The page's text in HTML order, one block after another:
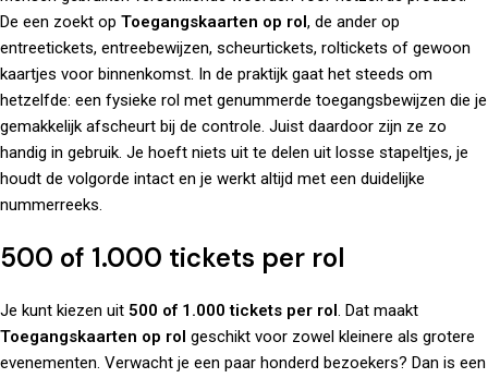
De een zoekt op Toegangskaarten op rol, de ander op
entreetickets, entreebewijzen, scheurtickets, roltickets of gewoon
kaartjes voor binnenkomst. In de praktijk gaat het steeds om
hetzelfde: een fysieke rol met genummerde toegangsbewijzen die je
gemakkelijk afscheurt bij de controle. Juist daardoor zijn ze zo
handig in gebruik. Je hoeft niets uit te delen uit losse stapeltjes, je
houdt de volgorde intact en je werkt altijd met een duidelijke
nummerreeks.
500 of 1.000 tickets per rol
Je kunt kiezen uit 500 of 1.000 tickets per rol. Dat maakt
Toegangskaarten op rol geschikt voor zowel kleinere als grotere
evenementen. Verwacht je een paar honderd bezoekers? Dan is een